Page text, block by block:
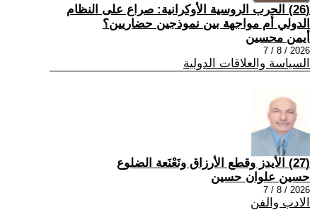
(26) الحرب الروسية الأوكرانية: صراع على النظام
الدولي أم مواجهة بين نموذجين حضاريين؟
أيمن محسين
2026 / 8 / 7
السياسة والعلاقات الدولية
(27) الأيدز وقطع الأرزاق ونَعْنَعة الضلوع
حسين علوان حسين
2026 / 8 / 7
الادب والفن